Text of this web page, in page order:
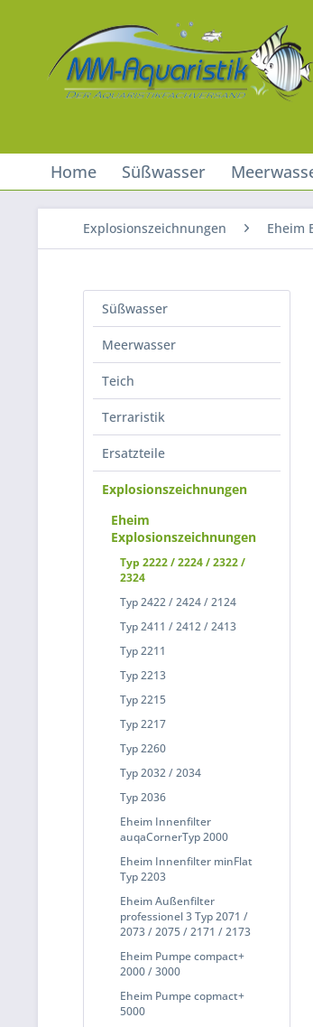
Home Süßwasser
Explosionszeichnungen Eheim
Süßwasser
Meerwasser
Teich
Terraristik
Ersatzteile
Explosionszeichnungen
Eheim
Explosionszeichnungen
Typ 2222 / 2224 / 2322 /
2324
Typ 2422 / 2424 / 2124
Typ 2411 / 2412 / 2413
Typ 2211
Typ 2213
Typ 2215
Typ 2217
Typ 2260
Typ 2032 / 2034
Typ 2036
Eheim Innenfilter
auqaCornerTyp 2000
Eheim Innenfilter minFlat
Typ 2203
Eheim Außenfilter
professionel 3 Typ 2071 /
2073 / 2075 / 2171 / 2173
Eheim Pumpe compact+
2000 / 3000
Eheim Pumpe copmact+
5000